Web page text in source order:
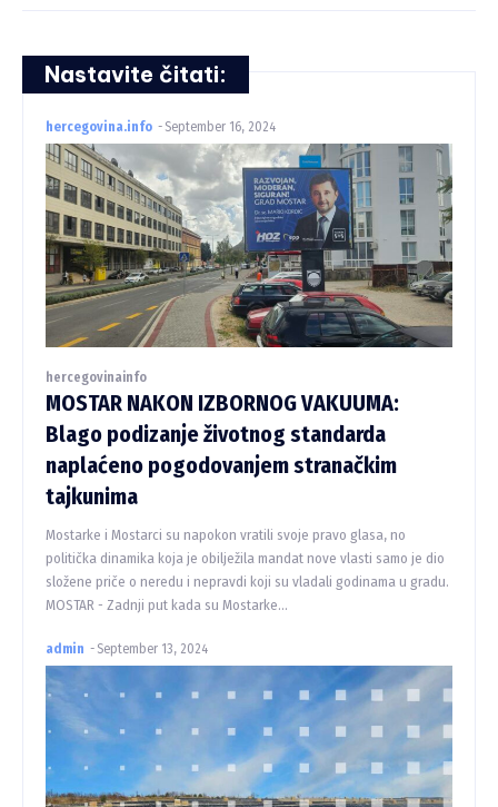
Nastavite čitati:
hercegovina.info - September 16, 2024
hercegovinainfo
MOSTAR NAKON IZBORNOG VAKUUMA:
Blago podizanje životnog standarda
naplaćeno pogodovanjem stranačkim
tajkunima
Mostarke i Mostarci su napokon vratili svoje pravo glasa, no
politička dinamika koja je obilježila mandat nove vlasti samo je dio
složene priče o neredu i nepravdi koji su vladali godinama u gradu.
MOSTAR - Zadnji put kada su Mostarke...
admin - September 13, 2024